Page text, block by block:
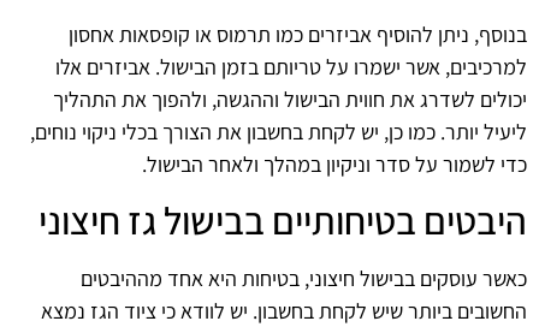
בנוסף, ניתן להוסיף אביזרים כמו תרמוס או קופסאות אחסון
למרכיבים, אשר ישמרו על טריותם בזמן הבישול. אביזרים אלו
יכולים לשדרג את חווית הבישול וההגשה, ולהפוך את התהליך
ליעיל יותר. כמו כן, יש לקחת בחשבון את הצורך בכלי ניקוי נוחים,
כדי לשמור על סדר וניקיון במהלך ולאחר הבישול.
היבטים בטיחותיים בבישול גז חיצוני
כאשר עוסקים בבישול חיצוני, בטיחות היא אחד מההיבטים
החשובים ביותר שיש לקחת בחשבון. יש לוודא כי ציוד הגז נמצא